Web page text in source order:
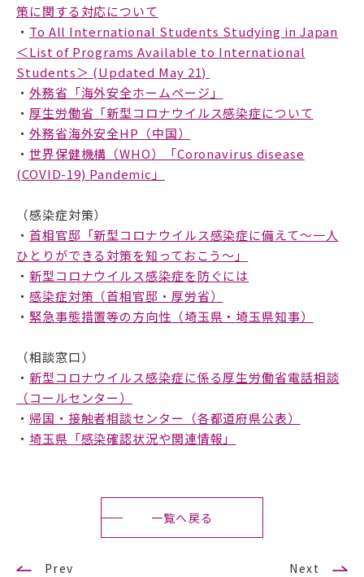
策に関する対応について
・ To All International Students Studying in Japan
＜List of Programs Available to International
Students＞ (Updated May 21)
・ 外務省「海外安全ホームページ」
・ 厚生労働省「新型コロナウイルス感染症について
・ 外務省海外安全HP（中国）
・ 世界保健機構（WHO）「Coronavirus disease
(COVID-19) Pandemic」
（感染症対策）
・ 首相官邸「新型コロナウイルス感染症に備えて～一人
ひとりができる対策を知っておこう～」
・ 新型コロナウイルス感染症を防ぐには
・ 感染症対策（首相官邸・厚労省）
・ 緊急事態措置等の方向性（埼玉県・埼玉県知事）
（相談窓口）
・ 新型コロナウイルス感染症に係る厚生労働省電話相談
（コールセンター）
・ 帰国・接触者相談センター（各都道府県公表）
・ 埼玉県「感染確認状況や関連情報」
Prev
一覧へ戻る
Next